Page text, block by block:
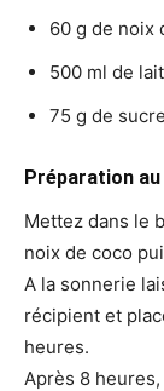
60 g de noix
500 ml de
75 g de sucre
Préparation
Mettez dans le
noix de coco
A la sonnerie
récipient et
heures.
Après 8